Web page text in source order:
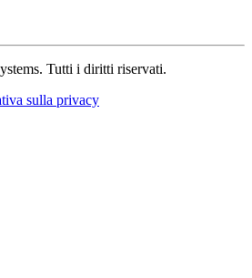
Tutti i diritti riservati.
sulla privacy